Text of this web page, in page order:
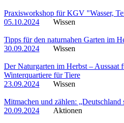
Praxisworkshop für KGV "Wasser,
05.10.2024
Wissen
Tipps für den naturnahen Garten im
30.09.2024
Wissen
Der Naturgarten im Herbst – Aussaat
Winterquartiere für Tiere
23.09.2024
Wissen
Mitmachen und zählen:
20.09.2024
Aktionen